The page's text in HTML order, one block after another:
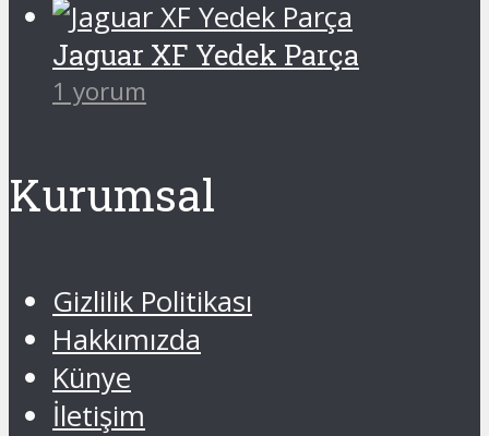
Jaguar XF Yedek Parça
1 yorum
Kurumsal
Gizlilik Politikası
Hakkımızda
Künye
İletişim